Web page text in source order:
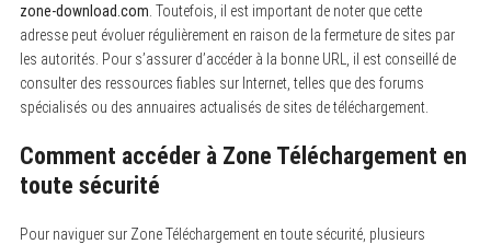
zone-download.com . Toutefois, il est important de noter que cette
adresse peut évoluer régulièrement en raison de la fermeture de sites par
les autorités. Pour s’assurer d’accéder à la bonne URL, il est conseillé de
consulter des ressources fiables sur Internet, telles que des forums
spécialisés ou des annuaires actualisés de sites de téléchargement.
Comment accéder à Zone Téléchargement en
toute sécurité
Pour naviguer sur Zone Téléchargement en toute sécurité, plusieurs